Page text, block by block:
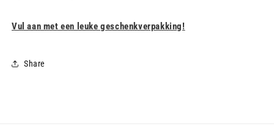
Vul aan met een leuke geschenkverpakking!
Share